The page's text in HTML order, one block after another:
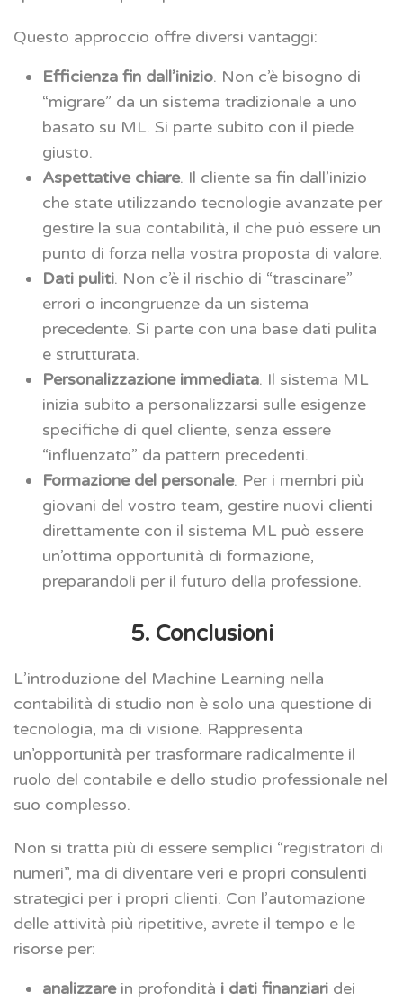
Questo approccio offre diversi vantaggi:
Efficienza fin dall’inizio. Non c’è bisogno di
“migrare” da un sistema tradizionale a uno
basato su ML. Si parte subito con il piede
giusto.
Aspettative chiare. Il cliente sa fin dall’inizio
che state utilizzando tecnologie avanzate per
gestire la sua contabilità, il che può essere un
punto di forza nella vostra proposta di valore.
Dati puliti. Non c’è il rischio di “trascinare”
errori o incongruenze da un sistema
precedente. Si parte con una base dati pulita
e strutturata.
Personalizzazione immediata. Il sistema ML
inizia subito a personalizzarsi sulle esigenze
specifiche di quel cliente, senza essere
“influenzato” da pattern precedenti.
Formazione del personale. Per i membri più
giovani del vostro team, gestire nuovi clienti
direttamente con il sistema ML può essere
un’ottima opportunità di formazione,
preparandoli per il futuro della professione.
5. Conclusioni
L’introduzione del Machine Learning nella
contabilità di studio non è solo una questione di
tecnologia, ma di visione. Rappresenta
un’opportunità per trasformare radicalmente il
ruolo del contabile e dello studio professionale nel
suo complesso.
Non si tratta più di essere semplici “registratori di
numeri”, ma di diventare veri e propri consulenti
strategici per i propri clienti. Con l’automazione
delle attività più ripetitive, avrete il tempo e le
risorse per:
analizzarein profondità i dati finanziari dei